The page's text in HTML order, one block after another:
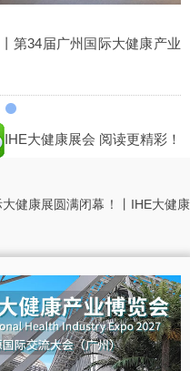
第34届广州国际大健康产业
IHE大健康展会 阅读更精彩！
健康展圆满闭幕！丨IHE大健康